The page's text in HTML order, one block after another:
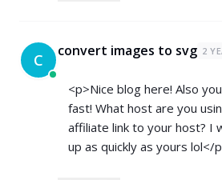
C convert images to svg 2
<p>Nice blog here! Also
fast! What host are you
affiliate link to your host? I
up as quickly as yours lol</